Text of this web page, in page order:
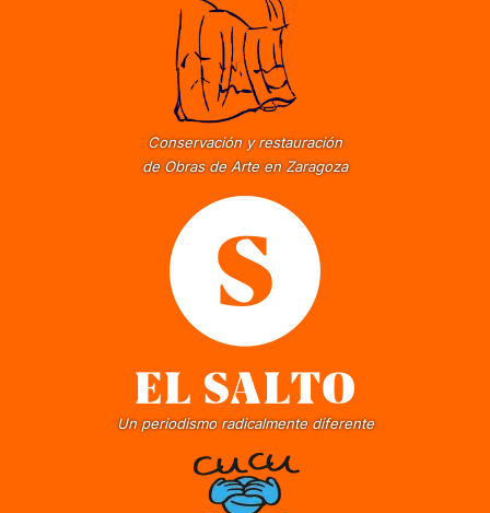
Conservación y restauración
de Obras de Arte en Zaragoza
Un periodismo radicalmente diferente